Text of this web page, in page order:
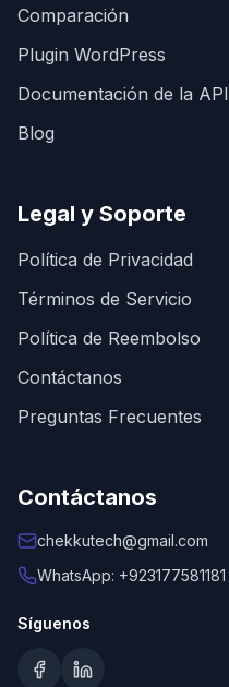
Comparación
Plugin WordPress
Documentación de la API
Blog
Legal y Soporte
Política de Privacidad
Términos de Servicio
Política de Reembolso
Contáctanos
Preguntas Frecuentes
Contáctanos
chekkutech@gmail.com
WhatsApp: +923177581181
Síguenos